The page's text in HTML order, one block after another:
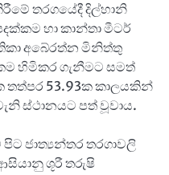
තරගයේදී දිල්හානි
හා කාන්තා මීටර්
අබේරත්න මිනිත්තු
හිමිකර ගැනීමට සමත්
තත්පර 53.93ක කාලයකින්
ස්ථානයට පත් වූවාය.
ජාත්‍යන්තර තරගාවලි
ශූරී තරුෂි